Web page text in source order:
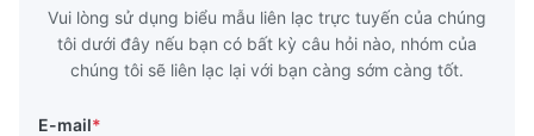
Vui lòng sử dụng biểu mẫu liên lạc trực tuyến của chúng
tôi dưới đây nếu bạn có bất kỳ câu hỏi nào, nhóm của
chúng tôi sẽ liên lạc lại với bạn càng sớm càng tốt.
E-mail*